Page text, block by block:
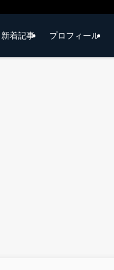
新着記事 プロフィール